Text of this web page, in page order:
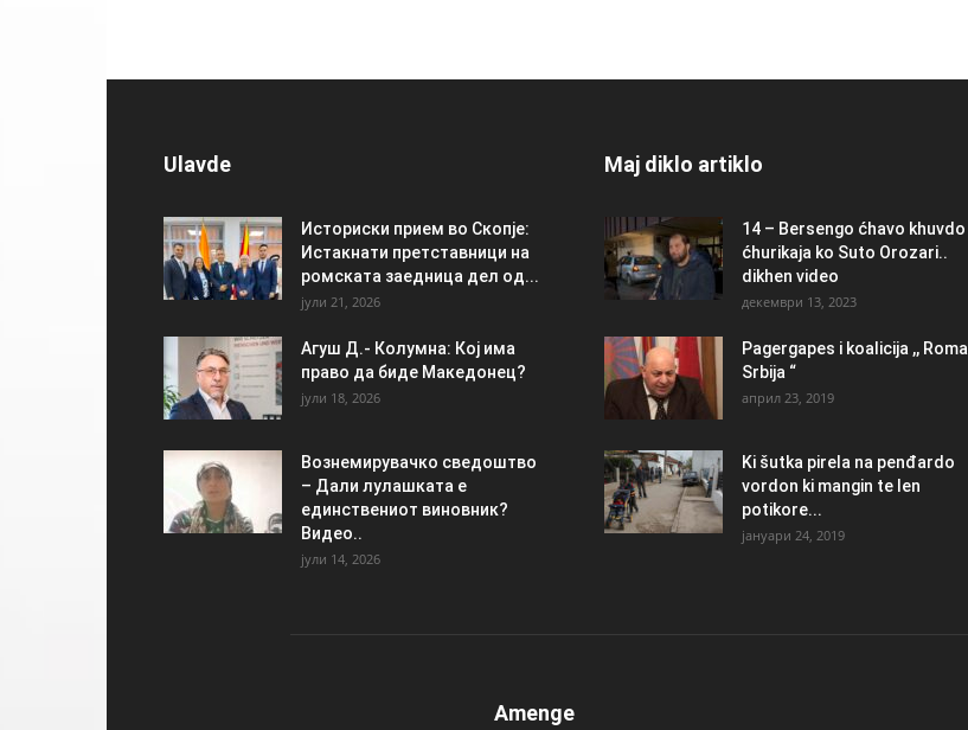
Ulavde
Историски прием во Скопје:
Истакнати претставници на
ромската заедница дел од...
јули 21, 2026
Агуш Д.- Колумна: Кој има
право да биде Македонец?
јули 18, 2026
Вознемирувачко сведоштво
– Дали лулашката е
единствениот виновник?
Видео..
јули 14, 2026
Maj diklo artiklo
14 – Bersengo ćhavo khuvdo
ćhurikaja ko Suto Orozari..
dikhen video
декември 13, 2023
Pagergapes i koalicija ,, Roma
Srbija “
април 23, 2019
Ki šutka pirela na penđardo
vordon ki mangin te len
potikore...
јануари 24, 2019
Amenge